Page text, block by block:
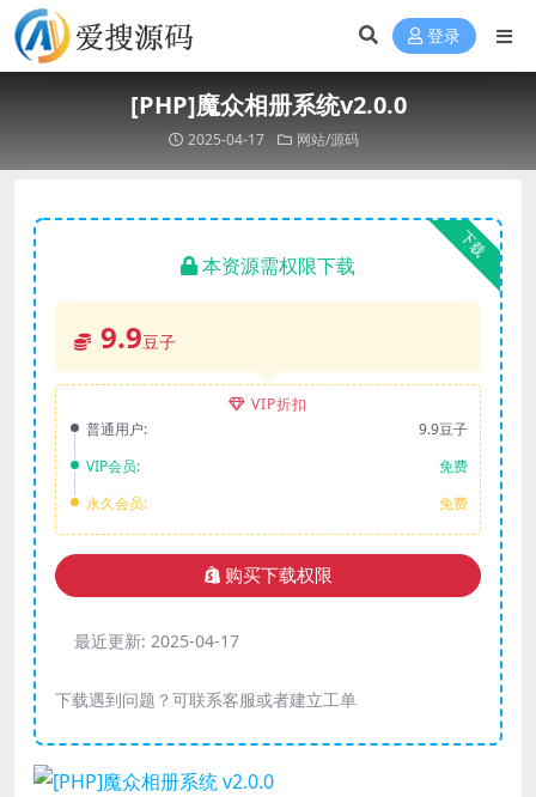
登录
[PHP]魔众相册系统v2.0.0
2025-04-17 网站/源码
下载
本资源需权限下载
9.9豆子
VIP折扣
普通用户:
9.9豆子
VIP会员:
免费
永久会员:
免费
购买下载权限
最近更新: 2025-04-17
下载遇到问题？可联系客服或者建立工单